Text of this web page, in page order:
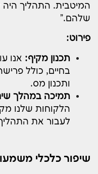
המיטבית. התהליך
שלהם."
פירוט:
תכנון מקיף: אנו
בחיים, כולל
ותכנון מס.
תמיכה במהלך
הלקוחות שלנו
לעבור את
שיפור כלכלי